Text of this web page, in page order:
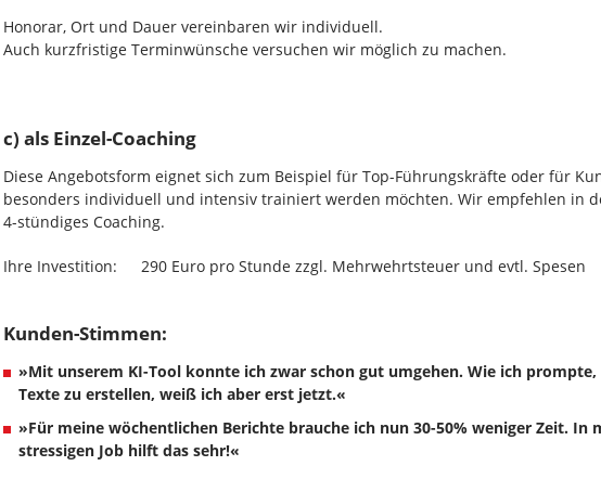
Honorar, Ort und Dauer vereinbaren wir individuell.
Auch kurzfristige Terminwünsche versuchen wir möglich zu machen.
c) als Einzel-Coaching
Diese Angebotsform eignet sich zum Beispiel für Top-Führungskräfte oder für
besonders individuell und intensiv trainiert werden möchten. Wir empfehlen in
4-stündiges Coaching.
Ihre Investition: 290 Euro pro Stunde zzgl. Mehrwehrtsteuer und evtl. Spesen
Kunden-Stimmen:
»Mit unserem KI-Tool konnte ich zwar schon gut umgehen. Wie ich
Texte zu erstellen, weiß ich aber erst jetzt.«
»Für meine wöchentlichen Berichte brauche ich nun 30-50% weniger Zeit. In
stressigen Job hilft das sehr!«